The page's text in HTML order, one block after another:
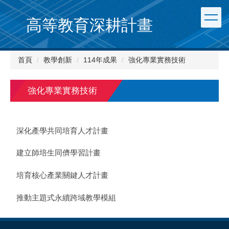
跳
到
主
要
內
高等教育深耕計畫
首頁 教學創新 114年成果 強化專業實務技術
強化專業實務技術
深化產學共同培育人才計畫
建立師培生同儕學習計畫
培育核心產業關鍵人才計畫
推動主題式永續跨域教學模組